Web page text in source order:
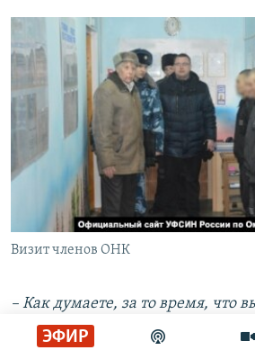
ЭФИР
Визит членов ОНК
– Как думаете, за то время, что
ИК-7 могло что-то измениться?